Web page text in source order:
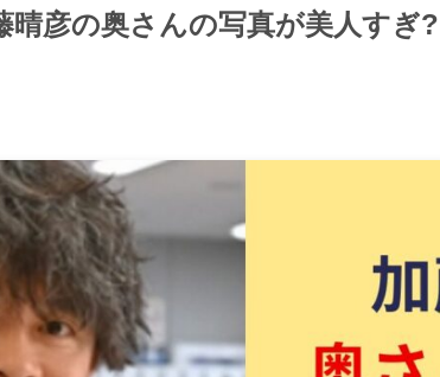
晴彦の奥さんの写真が美人すぎ